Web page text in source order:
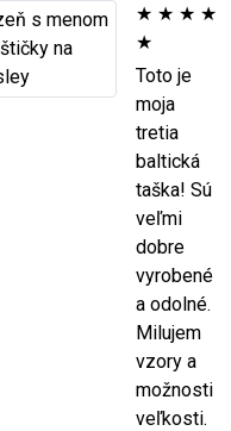
★ ★ ★ ★
★
Toto je
moja
tretia
baltická
taška! Sú
veľmi
dobre
vyrobené
a odolné.
Milujem
vzory a
možnosti
veľkosti.